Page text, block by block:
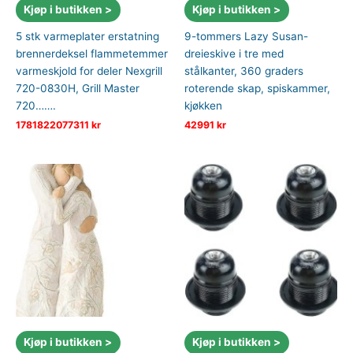
Kjøp i butikken >
5 stk varmeplater erstatning
brennerdeksel flammetemmer
varmeskjold for deler Nexgrill
720-0830H, Grill Master
720…….
1781822077311 kr
Kjøp i butikken >
9-tommers Lazy Susan-
dreieskive i tre med
stålkanter, 360 graders
roterende skap, spiskammer,
kjøkken
42991 kr
Kjøp i butikken > Kjøp i butikken >